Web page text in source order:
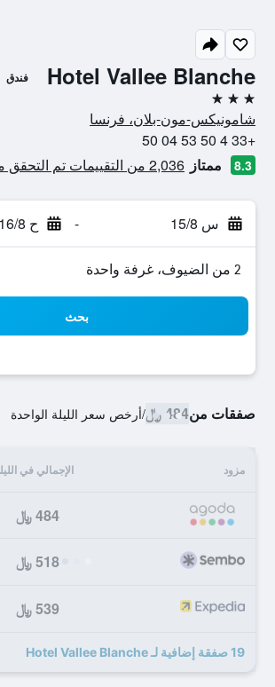
Hotel Vallee Blanche فندق
3 نجوم
شامونيكس-مون-بلان، فرنسا
+33 4 50 53 04 50
8.3 ممتاز 2,036 من التقييمات تم التحقق منها
س 15/8 - ح 16/8
2 من الضيوف، غرفة واحدة
بحث
صفقات من484 ﷼ /أرخص سعر الليلة الواحدة
مزود الإجمالي في
484 ﷼
518 ﷼
539 ﷼
19 صفقة إضافية لـ Hotel Vallee Blanche